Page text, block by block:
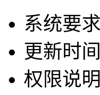
系统要
更新时
权限说明